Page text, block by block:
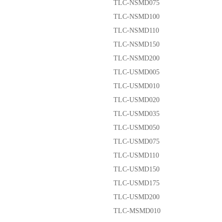
TLC-NSMD075
TLC-NSMD100
TLC-NSMD110
TLC-NSMD150
TLC-NSMD200
TLC-USMD005
TLC-USMD010
TLC-USMD020
TLC-USMD035
TLC-USMD050
TLC-USMD075
TLC-USMD110
TLC-USMD150
TLC-USMD175
TLC-USMD200
TLC-MSMD010